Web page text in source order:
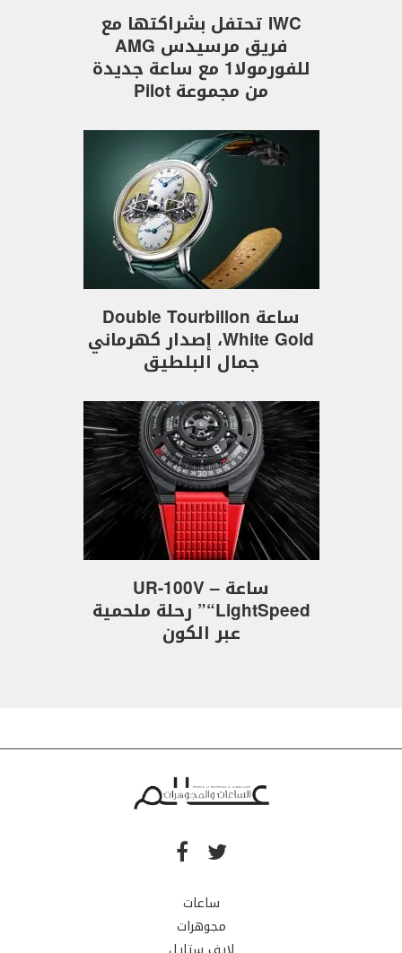
IWC تحتفل بشراكتها مع
فريق مرسيدس AMG
للفورمولا1 مع ساعة جديدة
من مجموعة Pilot
ساعة Double Tourbillon
White Gold، إصدار كهرماني
جمال البلطيق
ساعة UR-100V –
“LightSpeed” رحلة ملحمية
عبر الكون
ساعات
مجوهرات